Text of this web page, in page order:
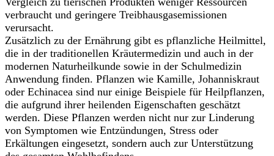
verbraucht und geringere Treibhausgasemissionen
verursacht.
Zusätzlich zu der Ernährung gibt es pflanzliche Heilmittel,
die in der traditionellen Kräutermedizin und auch in der
modernen Naturheilkunde sowie in der Schulmedizin
Anwendung finden. Pflanzen wie Kamille, Johanniskraut
oder Echinacea sind nur einige Beispiele für Heilpflanzen,
die aufgrund ihrer heilenden Eigenschaften geschätzt
werden. Diese Pflanzen werden nicht nur zur Linderung
von Symptomen wie Entzündungen, Stress oder
Erkältungen eingesetzt, sondern auch zur Unterstützung